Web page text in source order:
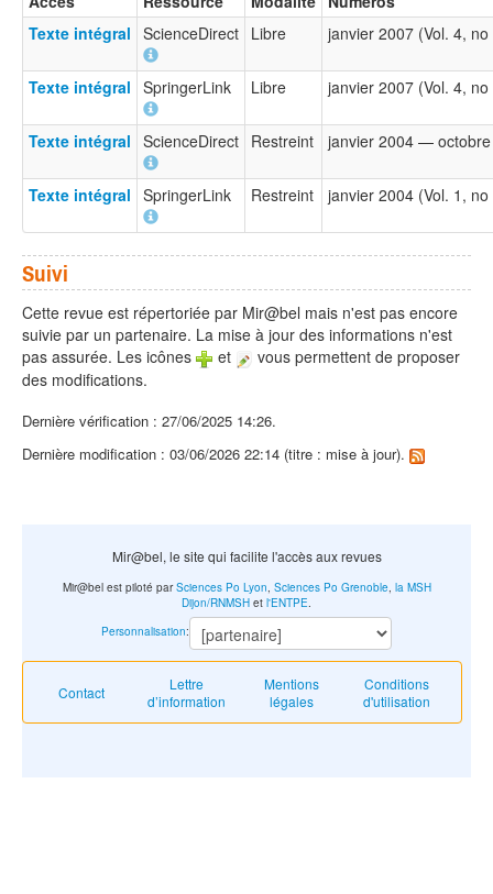
Texte intégral ScienceDirect Libre janvier 2007 (Vol. 4,
Texte intégral SpringerLink Libre janvier 2007 (Vol. 4,
Texte intégral ScienceDirect Restreint janvier 2004 —
Texte intégral SpringerLink Restreint janvier 2004 (Vol. 1,
Suivi
Cette revue est répertoriée par Mir@bel mais n'est pas encore
suivie par un partenaire. La mise à jour des informations n'est
pas assurée. Les icônes
et
vous permettent de proposer
des modifications.
Dernière vérification : 27/06/2025 14:26.
Dernière modification : 03/06/2026 22:14 (titre : mise à jour).
Mir@bel, le site qui facilite l'accès aux revues
Contact
Lettre
d’information
Mentions
légales
Conditions
d'utilisation
Mir@bel est piloté parSciences Po Lyon Sciences Po Grenoble, la MSH
Dijon/RNMSH et l'ENTPE
Personnalisation: